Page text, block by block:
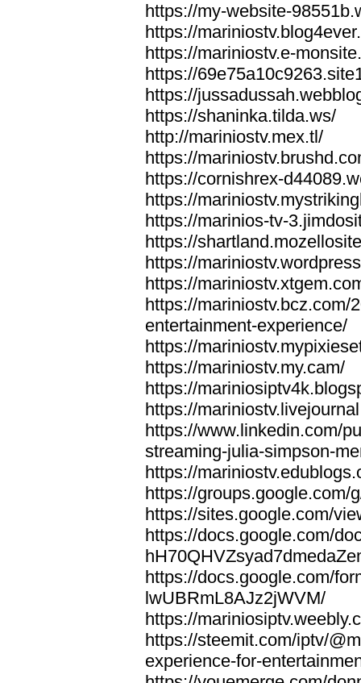
https://my-website-
https://
https://mariniostv.e-
https://
https://
https://shaninka.tilda.ws/
http://mariniostv.mex.tl/
https://
https://cornishrex-
https://
https://marinios-tv-
https://
https://
https://
https://mariniostv.bcz.com/
entertainment-experience/
https://
https://mariniostv.my.cam/
https://
https://
https://www.linkedin.com/
streaming-julia-simpson-
https://
https://groups.google.com/
https://sites.google.com/
https://docs.google.com/
https://docs.google.com/
lwUBRmL8AJz2jWVM/
https://
https://steemit.com/iptv/
experience-for-